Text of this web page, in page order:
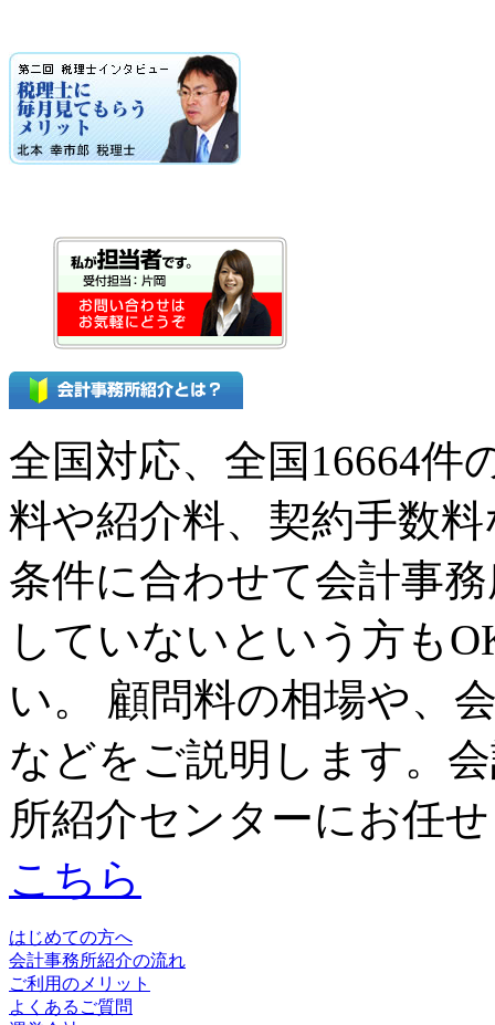
全国対応、全国16664件
料や紹介料、契約手数
条件に合わせて会計事
していないという方も
い。 顧問料の相場や、
などをご説明します。
所紹介センターにお任
こちら
はじめての方へ
会計事務所紹介の流れ
ご利用のメリット
よくあるご質問